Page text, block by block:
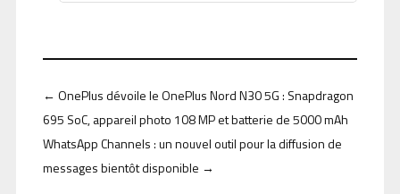
← OnePlus dévoile le OnePlus Nord N30 5G : Snapdragon
695 SoC, appareil photo 108 MP et batterie de 5000 mAh
WhatsApp Channels : un nouvel outil pour la diffusion de
messages bientôt disponible →